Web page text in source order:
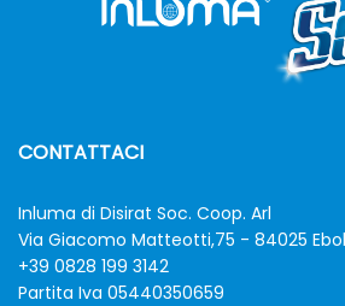
CONTATTACI
Inluma di Disirat Soc. Coop. Arl
Via Giacomo Matteotti,75 - 84025
+39 0828 199 3142
Partita Iva 05440350659